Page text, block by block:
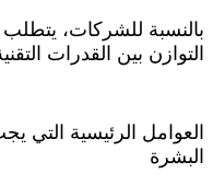
بالنسبة للشركات، يتطلب
التوازن بين القدرات
العوامل الرئيسية التي
البشرة